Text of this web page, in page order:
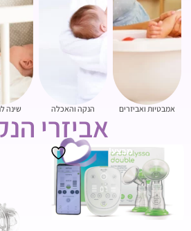
אמבטיות ואביזרים הנקה והאכלה שינה
אביזרי
מבצע!